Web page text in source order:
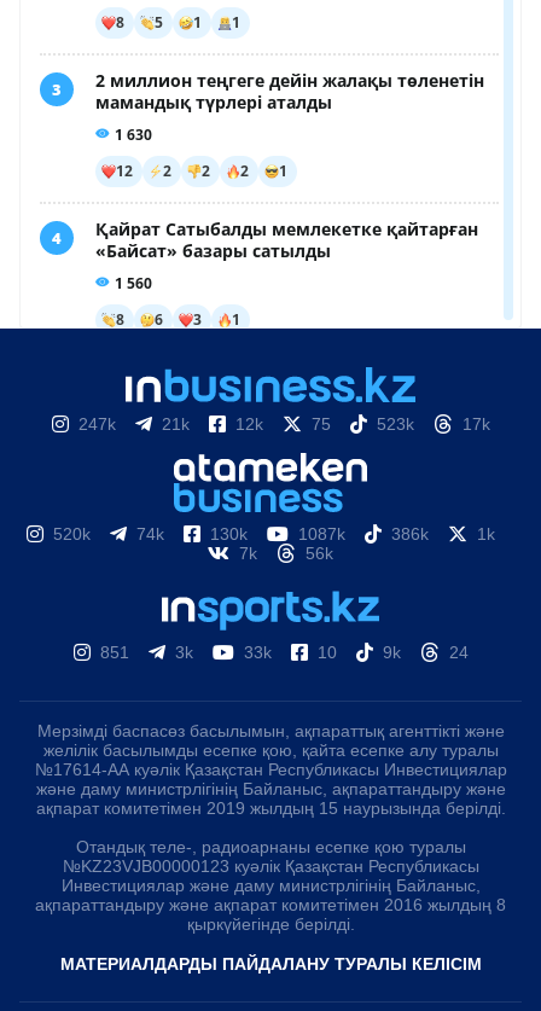
247k 21k 12k 75 523k 17k
520k 74k 130k 1087k 386k
1k
7k
56k
851 3k 33k 10 9k 24
Мерзімді баспасөз басылымын, ақпараттық агенттікті және
желілік басылымды есепке қою, қайта есепке алу туралы
№17614-АА куәлік Қазақстан Республикасы Инвестициялар
және даму министрлігінің Байланыс, ақпараттандыру және
ақпарат комитетімен 2019 жылдың 15 наурызында берілді.
Отандық теле-, радиоарнаны есепке қою туралы
№KZ23VJB00000123 куәлік Қазақстан Республикасы
Инвестициялар және даму министрлігінің Байланыс,
ақпараттандыру және ақпарат комитетімен 2016 жылдың 8
қыркүйегінде берілді.
МАТЕРИАЛДАРДЫ ПАЙДАЛАНУ ТУРАЛЫ КЕЛІСІМ